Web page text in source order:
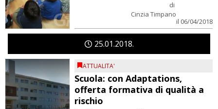
di
Cinzia Timpano
il 06/04/2018
2501 2018
ATTUALITA'
Scuola: con Adaptations,
offerta formativa di qualità a
rischio